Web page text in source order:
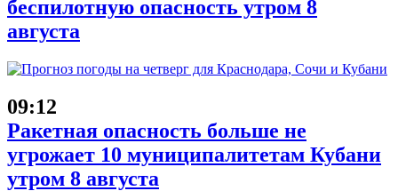
беспилотную опасность утром 8
августа
09:12
Ракетная опасность больше не
угрожает 10 муниципалитетам Кубани
утром 8 августа